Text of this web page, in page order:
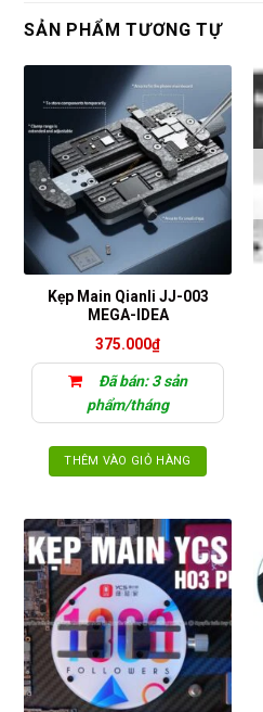
SẢN PHẨM TƯƠNG TỰ
Kẹp Main Qianli JJ-003
MEGA-IDEA
375.000₫
Đã bán: 3 sản
phẩm/tháng
THÊM VÀO GIỎ HÀNG